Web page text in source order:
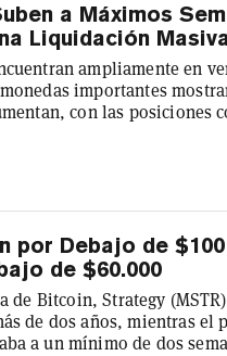
a Máximos
Liquidación
ampliamente en
importantes
con las posiciones
vez en más de una
de 21 meses por
por Debajo de
de $60.000
de Bitcoin, Strategy
de dos años, mientras el
a un mínimo de dos